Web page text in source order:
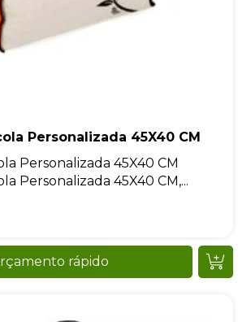
Personalizada 45X40 CM
Personalizada 45X40 CM
Personalizada 45X40 CM,...
rápido